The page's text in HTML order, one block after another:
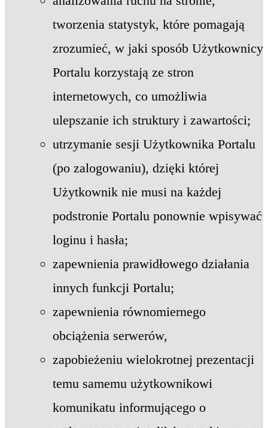
tworzenia statystyk, które pomagają
zrozumieć, w jaki sposób Użytkownicy
Portalu korzystają ze stron
internetowych, co umożliwia
ulepszanie ich struktury i zawartości;
utrzymanie sesji Użytkownika Portalu
(po zalogowaniu), dzięki której
Użytkownik nie musi na każdej
podstronie Portalu ponownie wpisywać
loginu i hasła;
zapewnienia prawidłowego działania
innych funkcji Portalu;
zapewnienia równomiernego
obciążenia serwerów,
zapobieżeniu wielokrotnej prezentacji
temu samemu użytkownikowi
komunikatu informującego o